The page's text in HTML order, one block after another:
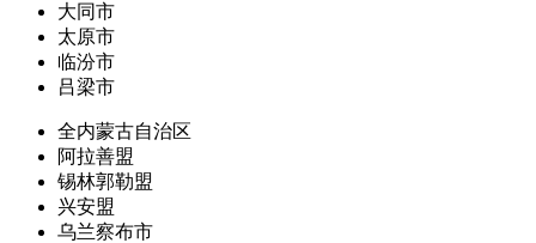
大同市
太原市
临汾市
吕梁市
全内蒙古自治区
阿拉善盟
锡林郭勒盟
兴安盟
乌兰察布市